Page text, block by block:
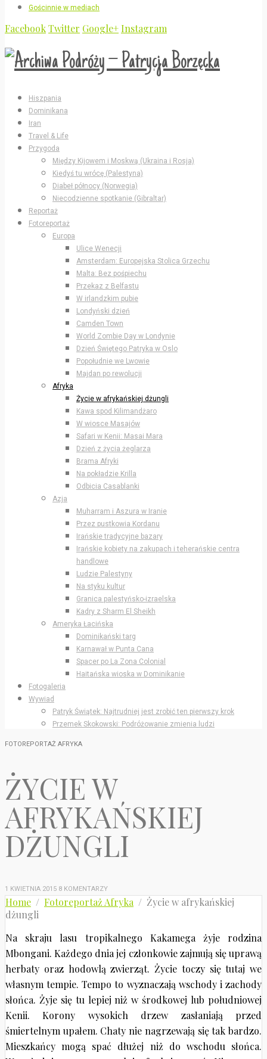
Gościnnie w mediach
FacebookTwitter Google+Instagram
Hiszpania
Dominikana
Iran
Travel & Life
Przygoda
Między Kijowem i Moskwą (Ukraina i Rosja)
Kiedyś tu wrócę (Palestyna)
Diabeł północy (Norwegia)
Niecodzienne spotkanie (Gibraltar)
Reportaż
Fotoreportaż
Europa
Ulice Wenecji
Amsterdam: Europejska Stolica Grzechu
Malta: Bez pośpiechu
Przekaz z Belfastu
W irlandzkim pubie
Londyński dzień
Camden Town
World Zombie Day w Londynie
Dzień Świętego Patryka w Oslo
Popołudnie we Lwowie
Majdan po rewolucji
Afryka
Życie w afrykańskiej dżungli
Kawa spod Kilimandżaro
W wiosce Masajów
Safari w Kenii: Masai Mara
Dzień z życia żeglarza
Brama Afryki
Na pokładzie Krilla
Odbicia Casablanki
Azja
Muharram i Aszura w Iranie
Przez pustkowia Kordanu
Irańskie tradycyjne bazary
Irańskie kobiety na zakupach i teherańskie centra
handlowe
Ludzie Palestyny
Na styku kultur
Granica palestyńsko-izraelska
Kadry z Sharm El Sheikh
Ameryka Łacińska
Dominikański targ
Karnawał w Punta Cana
Spacer po La Zona Colonial
Haitańska wioska w Dominikanie
Fotogaleria
Wywiad
Patryk Świątek: Najtrudniej jest zrobić ten pierwszy krok
Przemek Skokowski: Podróżowanie zmienia ludzi
FOTOREPORTAŻ AFRYKA
ŻYCIE W
AFRYKAŃSKIEJ
DŻUNGLI
1 KWIETNIA 2015 8 KOMENTARZY
Home / Fotoreportaż Afryka/ Życie w afrykańskiej
dżungli
Na skraju lasu tropikalnego Kakamega żyje rodzina
Mbongani. Każdego dnia jej członkowie zajmują się uprawą
herbaty oraz hodowlą zwierząt. Życie toczy się tutaj we
własnym tempie. Tempo to wyznaczają wschody i zachody
słońca. Żyje się tu lepiej niż w środkowej lub południowej
Kenii. Korony wysokich drzew zasłaniają przed
śmiertelnym upałem. Chaty nie nagrzewają się tak bardzo.
Mieszkańcy mogą spać dłużej niż do wschodu słońca.